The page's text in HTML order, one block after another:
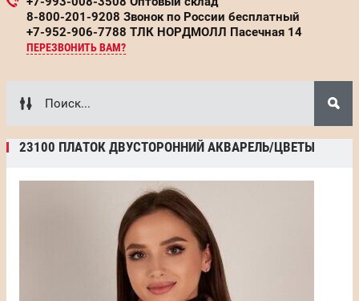
8-800-201-9208 Звонок по России бесплатный
+7-952-906-7788 ТЛК НОРДМОЛЛ Пасечная 14
ПЕРЕЗВОНИТЬ ВАМ?
23100 ПЛАТОК ДВУСТОРОННИЙ АКВАРЕЛЬ/ЦВЕТЫ